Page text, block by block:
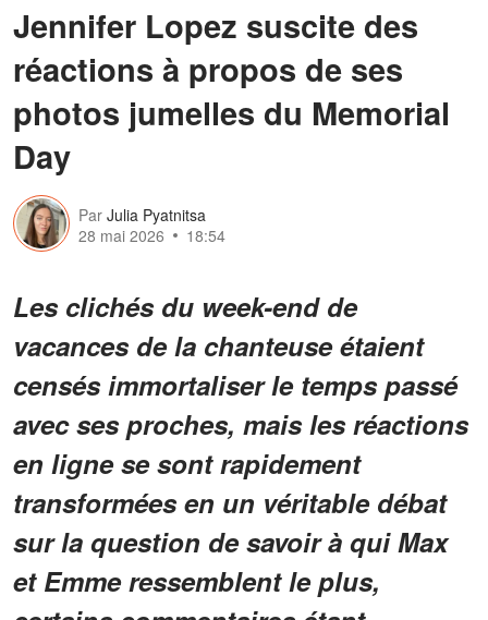
Jennifer Lopez suscite des
réactions à propos de ses
photos jumelles du Memorial
Day
Par Julia Pyatnitsa
28 mai 2026
18:54
Les clichés du week-end de
vacances de la chanteuse étaient
censés immortaliser le temps passé
avec ses proches, mais les réactions
en ligne se sont rapidement
transformées en un véritable débat
sur la question de savoir à qui Max
et Emme ressemblent le plus,